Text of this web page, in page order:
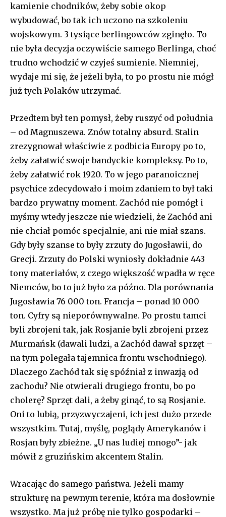
kamienie chodników, żeby sobie okop
wybudować, bo tak ich uczono na szkoleniu
wojskowym. 3 tysiące berlingowców zginęło. To
nie była decyzja oczywiście samego Berlinga, choć
trudno wchodzić w czyjeś sumienie. Niemniej,
wydaje mi się, że jeżeli była, to po prostu nie mógł
już tych Polaków utrzymać.
Przedtem był ten pomysł, żeby ruszyć od południa
– od Magnuszewa. Znów totalny absurd. Stalin
zrezygnował właściwie z podbicia Europy po to,
żeby załatwić swoje bandyckie kompleksy. Po to,
żeby załatwić rok 1920. To w jego paranoicznej
psychice zdecydowało i moim zdaniem to był taki
bardzo prywatny moment. Zachód nie pomógł i
myśmy wtedy jeszcze nie wiedzieli, że Zachód ani
nie chciał pomóc specjalnie, ani nie miał szans.
Gdy były szanse to były zrzuty do Jugosławii, do
Grecji. Zrzuty do Polski wyniosły dokładnie 443
tony materiałów, z czego większość wpadła w ręce
Niemców, bo to już było za późno. Dla porównania
Jugosławia 76 000 ton. Francja – ponad 10 000
ton. Cyfry są nieporównywalne. Po prostu tamci
byli zbrojeni tak, jak Rosjanie byli zbrojeni przez
Murmańsk (dawali ludzi, a Zachód dawał sprzęt –
na tym polegała tajemnica frontu wschodniego).
Dlaczego Zachód tak się spóźniał z inwazją od
zachodu? Nie otwierali drugiego frontu, bo po
cholerę? Sprzęt dali, a żeby ginąć, to są Rosjanie.
Oni to lubią, przyzwyczajeni, ich jest dużo przede
wszystkim. Tutaj, myślę, poglądy Amerykanów i
Rosjan były zbieżne. „U nas ludiej mnogo”- jak
mówił z gruzińskim akcentem Stalin.
Wracając do samego państwa. Jeżeli mamy
strukturę na pewnym terenie, która ma dosłownie
wszystko. Ma już próbę nie tylko gospodarki –